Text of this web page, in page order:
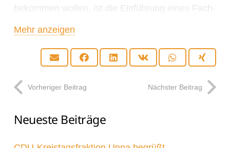
bekommen wollen, ist die Einführung eines Fach-
die internen Abläufe, aber auch für Bereiche, in
denen wir Leistungsbeziehungen mit Dritten
haben“, erklärt Marco Morten Pufke, Vorsitzender
der CDU-Kreistagsfraktion.
Unterstützungsleistungen für Familien selbst,
Mehr anzeigen
Vorheriger Beitrag Nächster Beitrag
Neueste Beiträge